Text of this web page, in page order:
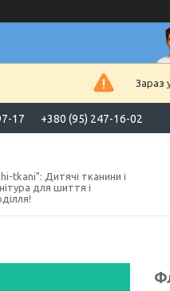
Зараз
17 +380 (95) 247-16-02
tkani": Дитячі тканини і
для шиття і